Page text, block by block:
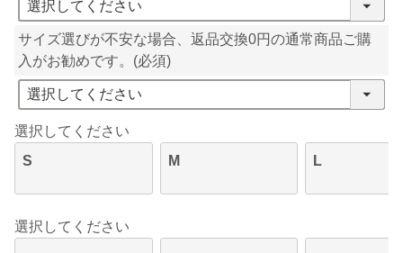
サイズ選びが不安な場合、返品交換0円の通常商品ご購
入がお勧めです。 (必須)
選択してください
S
M L
選択してください